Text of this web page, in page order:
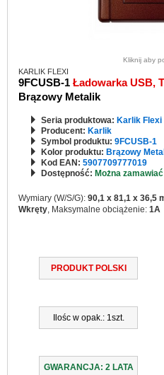
Kliknij aby
KARLIK FLEXI
9FCUSB-1 Ładowarka USB,
Brązowy Metalik
Seria produktowa: Karlik Flexi
Producent: Karlik
Symbol produktu: 9FCUSB-1
Kolor produktu: Brązowy
Kod EAN: 5907709777019
Dostępność: Można zamawiać
Wymiary (W/S/G): 90,1 x 81,1 x 36,5
Wkręty, Maksymalne obciążenie: 1A
PRODUKT POLSKI
Ilośc w opak.: 1szt.
GWARANCJA: 2 LATA